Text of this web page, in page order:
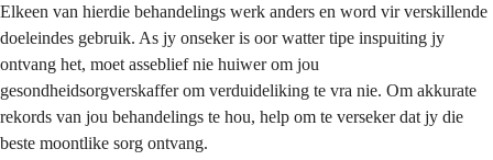
Elkeen van hierdie behandelings werk anders en word vir verskillende
doeleindes gebruik. As jy onseker is oor watter tipe inspuiting jy
ontvang het, moet asseblief nie huiwer om jou
gesondheidsorgverskaffer om verduideliking te vra nie. Om akkurate
rekords van jou behandelings te hou, help om te verseker dat jy die
beste moontlike sorg ontvang.